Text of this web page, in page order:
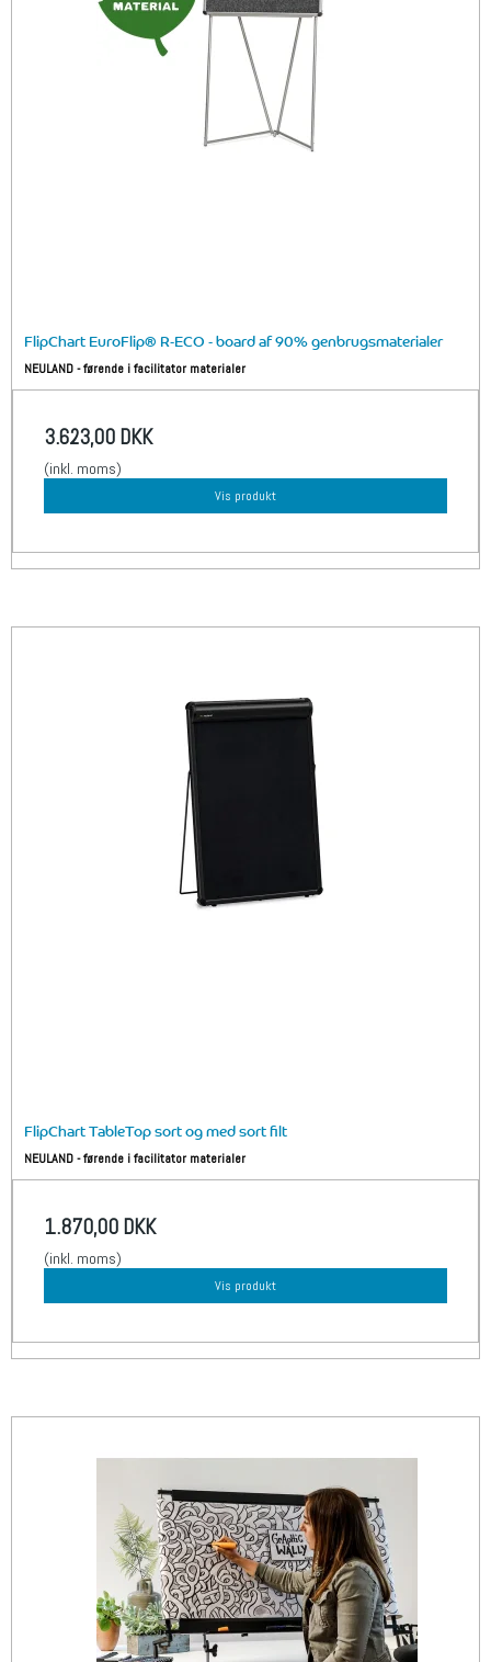
FlipChart EuroFlip® R-ECO - board af 90% genbrugsmaterialer
NEULAND - førende i facilitator materialer
3.623,00 DKK
(inkl. moms)
Vis produkt
FlipChart TableTop sort og med sort filt
NEULAND - førende i facilitator materialer
1.870,00 DKK
(inkl. moms)
Vis produkt